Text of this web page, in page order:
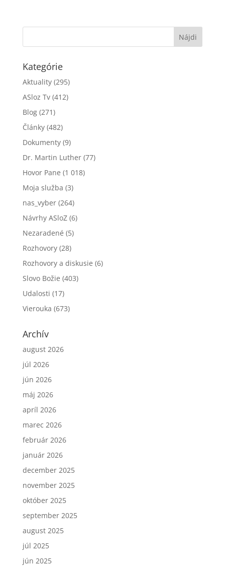
Kategórie
Aktuality(295)
ASloz Tv(412)
Blog(271)
Články(482)
Dokumenty(9)
Dr. Martin Luther(77)
Hovor Pane (1 018)
Moja služba (3)
nas_vyber(264)
Návrhy ASloZ(6)
Nezaradené (5)
Rozhovory(28)
Rozhovory a diskusie (6)
Slovo Božie (403)
Udalosti (17)
Vierouka (673)
Archív
august 2026
júl 2026
jún 2026
máj 2026
apríl 2026
marec 2026
február 2026
január 2026
december 2025
november 2025
október 2025
september 2025
august 2025
júl 2025
jún 2025